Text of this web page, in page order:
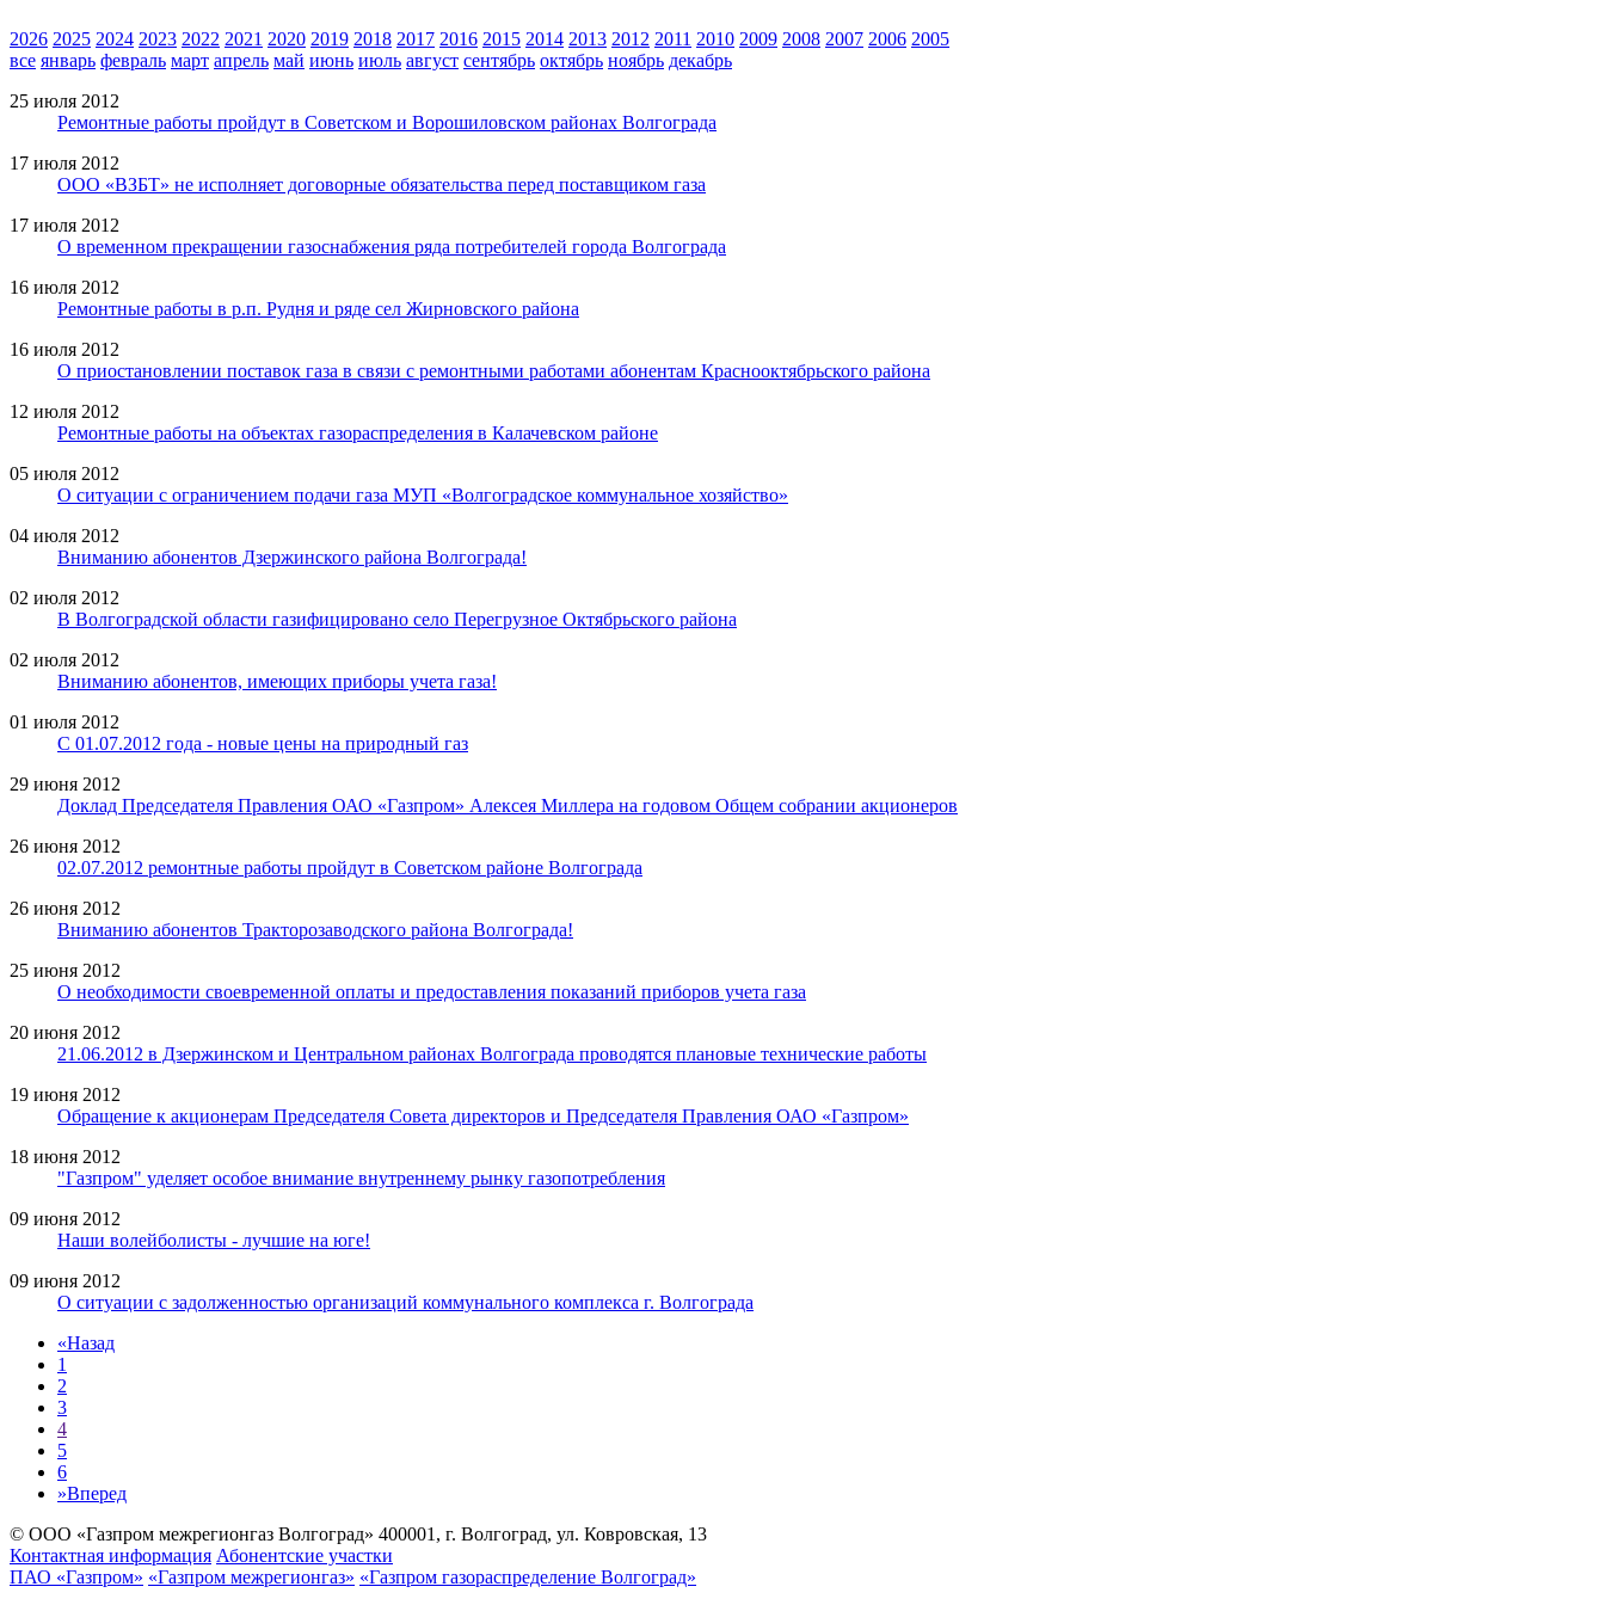
2026 2025 2024 2023 2022 2021 2020 2019 2018 2017 2016 2015 2014 2013 2012 2011 2010 2009 2008 2007 2006 2005
все январь февраль март апрель май июнь июль август сентябрь октябрь ноябрь декабрь
25 июля 2012
Ремонтные работы пройдут в Советском и Ворошиловском районах Волгограда
17 июля 2012
ООО «ВЗБТ» не исполняет договорные обязательства перед поставщиком газа
17 июля 2012
О временном прекращении газоснабжения ряда потребителей города Волгограда
16 июля 2012
Ремонтные работы в р.п. Рудня и ряде сел Жирновского района
16 июля 2012
О приостановлении поставок газа в связи с ремонтными работами абонентам Краснооктябрьского района
12 июля 2012
Ремонтные работы на объектах газораспределения в Калачевском районе
05 июля 2012
О ситуации с ограничением подачи газа МУП «Волгоградское коммунальное хозяйство»
04 июля 2012
Вниманию абонентов Дзержинского района Волгограда!
02 июля 2012
В Волгоградской области газифицировано село Перегрузное Октябрьского района
02 июля 2012
Вниманию абонентов, имеющих приборы учета газа!
01 июля 2012
С 01.07.2012 года - новые цены на природный газ
29 июня 2012
Доклад Председателя Правления ОАО «Газпром» Алексея Миллера на годовом Общем собрании акционеров
26 июня 2012
02.07.2012 ремонтные работы пройдут в Советском районе Волгограда
26 июня 2012
Вниманию абонентов Тракторозаводского района Волгограда!
25 июня 2012
О необходимости своевременной оплаты и предоставления показаний приборов учета газа
20 июня 2012
21.06.2012 в Дзержинском и Центральном районах Волгограда проводятся плановые технические работы
19 июня 2012
Обращение к акционерам Председателя Совета директоров и Председателя Правления ОАО «Газпром»
18 июня 2012
"Газпром" уделяет особое внимание внутреннему рынку газопотребления
09 июня 2012
Наши волейболисты - лучшие на юге!
09 июня 2012
О ситуации с задолженностью организаций коммунального комплекса г. Волгограда
«Назад
1
2
3
4
5
6
»Вперед
© ООО «Газпром межрегионгаз Волгоград» 400001, г. Волгоград, ул. Ковровская, 13
Контактная информация Абонентские участки
ПАО «Газпром» «Газпром межрегионгаз» «Газпром газораспределение Волгоград»